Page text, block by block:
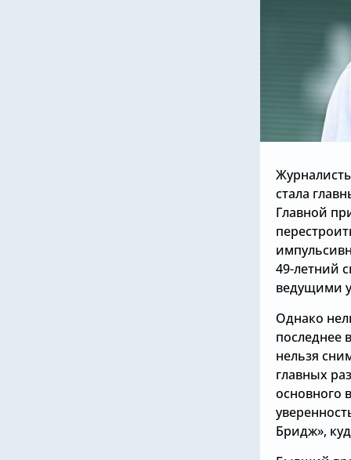
стала
Главной
49-летний
ведущими
Однако
последнее
нельзя
главных
основного
Бридж»,